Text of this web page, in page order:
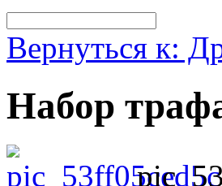
Вернуться к:
Набор